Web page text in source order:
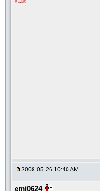
2008-05-26 10:40 AM
emi0624